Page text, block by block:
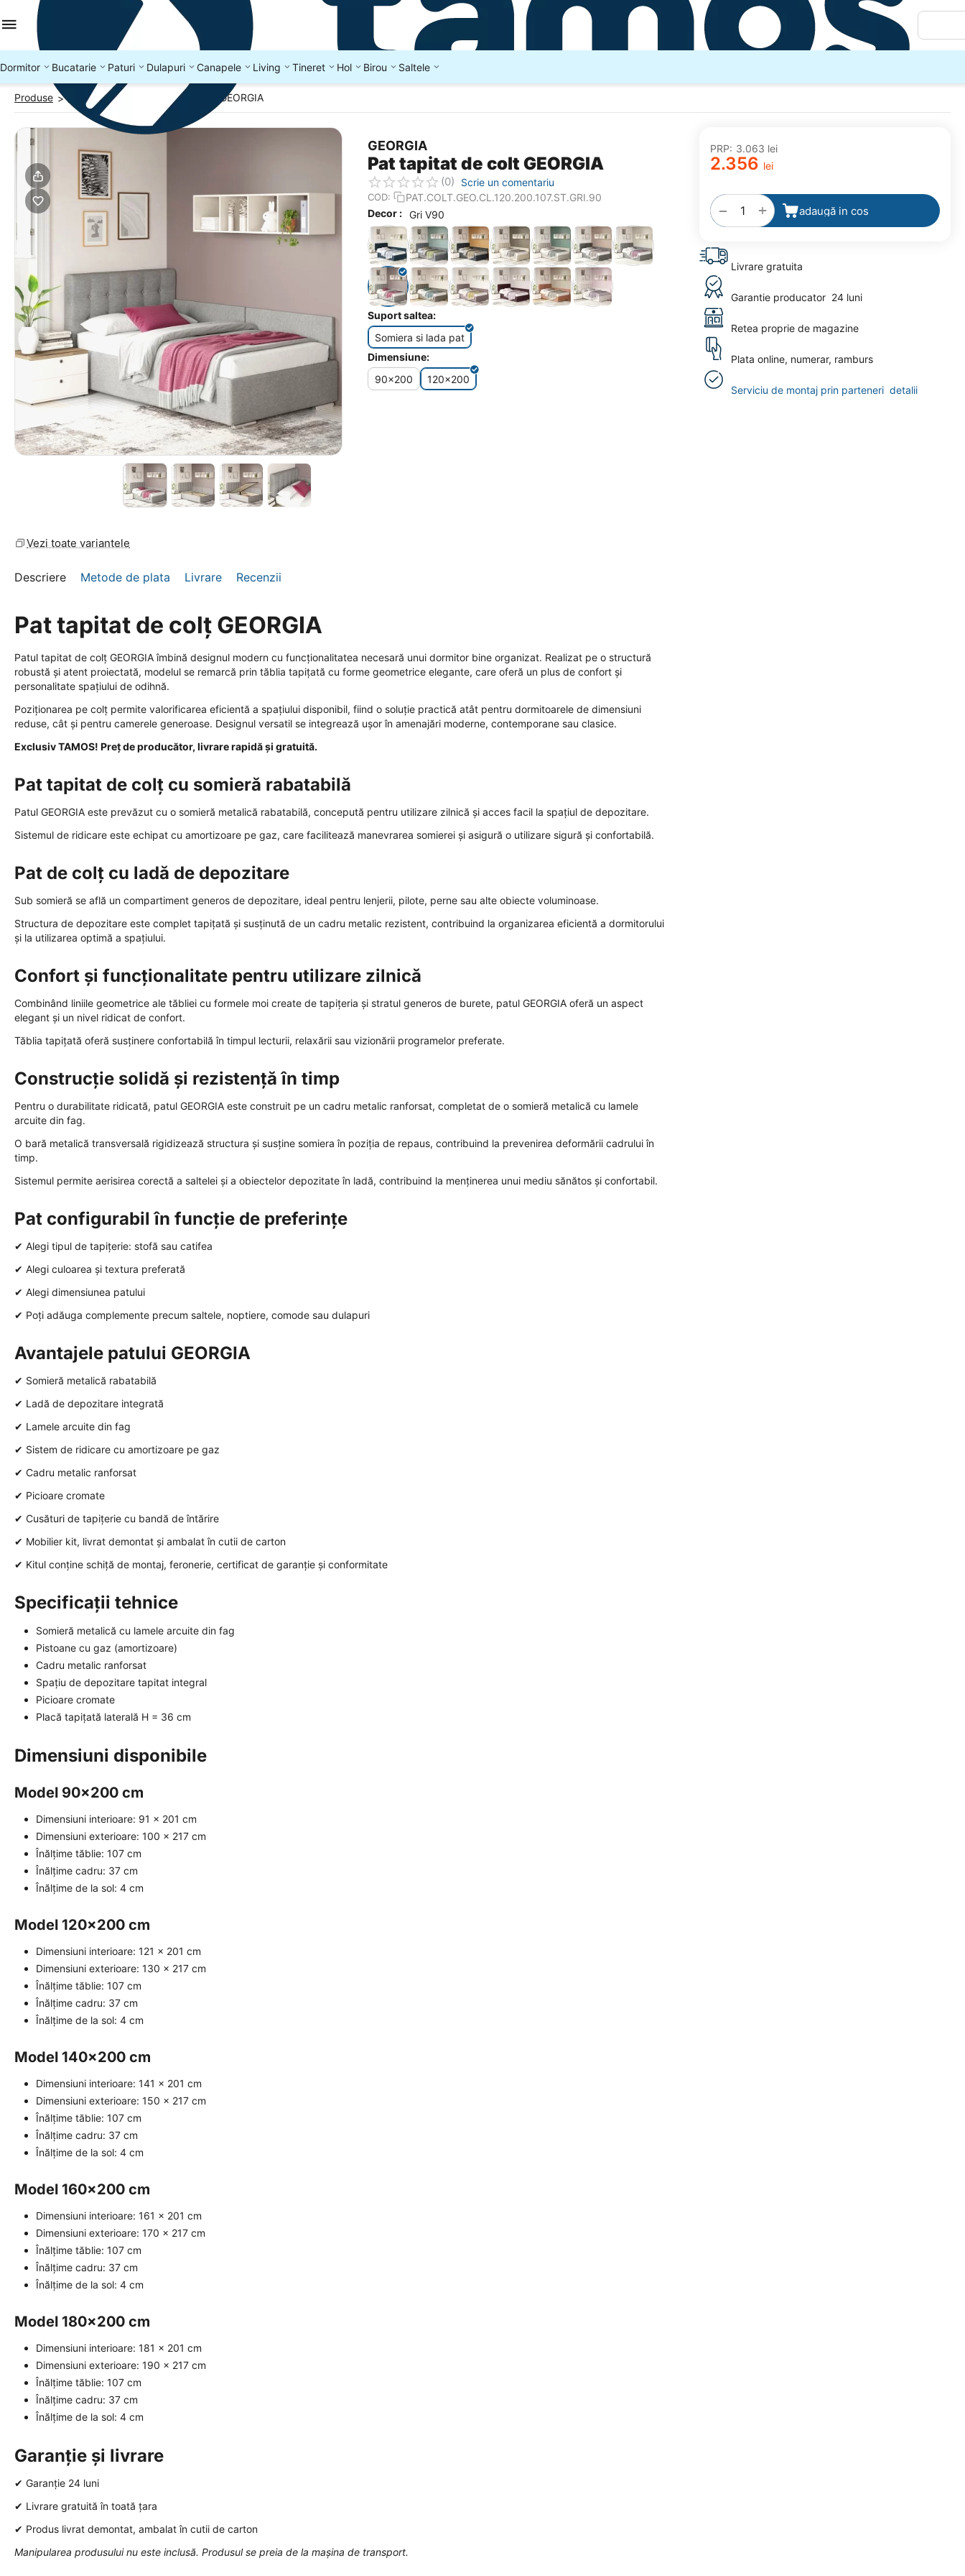
Dormitor Bucatarie Paturi Dulapuri Canapele Living Tineret Hol Birou Saltele
Produse > Paturi colt Pat tapitat de colt GEORGIA
GEORGIA
Pat tapitat de colt GEORGIA
(0) Scrie un comentariu
COD:
PAT.COLT.GEO.CL.120.200.107.ST.GRI.90
Decor : Gri V90
Suport saltea:
Somiera si lada pat
Dimensiune:
90x200
120x200
PRP: 3.063 lei
2.356 lei
+
− adaugă in cos
la
favorite
Livrare gratuita
Garantie producator 24 luni
Retea proprie de magazine
Plata online, numerar, ramburs
Serviciu de montaj prin parteneri detalii
Vezi toate variantele
Descriere Metode de plata Livrare Recenzii
Pat tapitat de colț GEORGIA
Patul tapitat de colț GEORGIA îmbină designul modern cu funcționalitatea necesară unui dormitor bine organizat. Realizat pe o structură
robustă și atent proiectată, modelul se remarcă prin tăblia tapițată cu forme geometrice elegante, care oferă un plus de confort și
personalitate spațiului de odihnă.
Poziționarea pe colț permite valorificarea eficientă a spațiului disponibil, fiind o soluție practică atât pentru dormitoarele de dimensiuni
reduse, cât și pentru camerele generoase. Designul versatil se integrează ușor în amenajări moderne, contemporane sau clasice.
Exclusiv TAMOS! Preț de producător, livrare rapidă și gratuită.
Pat tapitat de colț cu somieră rabatabilă
Patul GEORGIA este prevăzut cu o somieră metalică rabatabilă, concepută pentru utilizare zilnică și acces facil la spațiul de depozitare.
Sistemul de ridicare este echipat cu amortizoare pe gaz, care facilitează manevrarea somierei și asigură o utilizare sigură și confortabilă.
Pat de colț cu ladă de depozitare
Sub somieră se află un compartiment generos de depozitare, ideal pentru lenjerii, pilote, perne sau alte obiecte voluminoase.
Structura de depozitare este complet tapițată și susținută de un cadru metalic rezistent, contribuind la organizarea eficientă a dormitorului
și la utilizarea optimă a spațiului.
Confort și funcționalitate pentru utilizare zilnică
Combinând liniile geometrice ale tăbliei cu formele moi create de tapițeria și stratul generos de burete, patul GEORGIA oferă un aspect
elegant și un nivel ridicat de confort.
Tăblia tapițată oferă susținere confortabilă în timpul lecturii, relaxării sau vizionării programelor preferate.
Construcție solidă și rezistență în timp
Pentru o durabilitate ridicată, patul GEORGIA este construit pe un cadru metalic ranforsat, completat de o somieră metalică cu lamele
arcuite din fag.
O bară metalică transversală rigidizează structura și susține somiera în poziția de repaus, contribuind la prevenirea deformării cadrului în
timp.
Sistemul permite aerisirea corectă a saltelei și a obiectelor depozitate în ladă, contribuind la menținerea unui mediu sănătos și confortabil.
Pat configurabil în funcție de preferințe
✔ Alegi tipul de tapițerie: stofă sau catifea
✔ Alegi culoarea și textura preferată
✔ Alegi dimensiunea patului
✔ Poți adăuga complemente precum saltele, noptiere, comode sau dulapuri
Avantajele patului GEORGIA
✔ Somieră metalică rabatabilă
✔ Ladă de depozitare integrată
✔ Lamele arcuite din fag
✔ Sistem de ridicare cu amortizoare pe gaz
✔ Cadru metalic ranforsat
✔ Picioare cromate
✔ Cusături de tapițerie cu bandă de întărire
✔ Mobilier kit, livrat demontat și ambalat în cutii de carton
✔ Kitul conține schiță de montaj, feronerie, certificat de garanție și conformitate
Specificații tehnice
Somieră metalică cu lamele arcuite din fag
Pistoane cu gaz (amortizoare)
Cadru metalic ranforsat
Spațiu de depozitare tapitat integral
Picioare cromate
Placă tapițată laterală H = 36 cm
Dimensiuni disponibile
Model 90x200 cm
Dimensiuni interioare: 91 x 201 cm
Dimensiuni exterioare: 100 x 217 cm
Înălțime tăblie: 107 cm
Înălțime cadru: 37 cm
Înălțime de la sol: 4 cm
Model 120x200 cm
Dimensiuni interioare: 121 x 201 cm
Dimensiuni exterioare: 130 x 217 cm
Înălțime tăblie: 107 cm
Înălțime cadru: 37 cm
Înălțime de la sol: 4 cm
Model 140x200 cm
Dimensiuni interioare: 141 x 201 cm
Dimensiuni exterioare: 150 x 217 cm
Înălțime tăblie: 107 cm
Înălțime cadru: 37 cm
Înălțime de la sol: 4 cm
Model 160x200 cm
Dimensiuni interioare: 161 x 201 cm
Dimensiuni exterioare: 170 x 217 cm
Înălțime tăblie: 107 cm
Înălțime cadru: 37 cm
Înălțime de la sol: 4 cm
Model 180x200 cm
Dimensiuni interioare: 181 x 201 cm
Dimensiuni exterioare: 190 x 217 cm
Înălțime tăblie: 107 cm
Înălțime cadru: 37 cm
Înălțime de la sol: 4 cm
Garanție și livrare
✔ Garanție 24 luni
✔ Livrare gratuită în toată țara
✔ Produs livrat demontat, ambalat în cutii de carton
Manipularea produsului nu este inclusă. Produsul se preia de la mașina de transport.